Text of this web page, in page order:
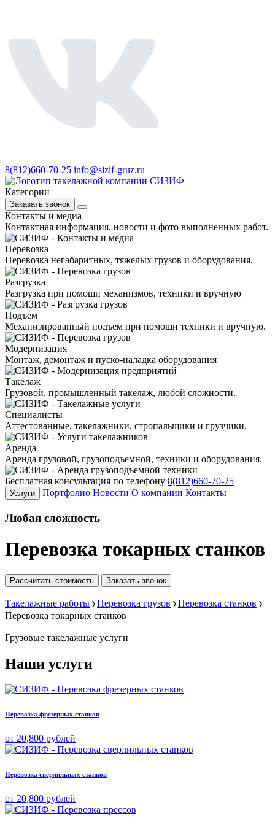
8(812)660-70-25 info@sizif-gruz.ru
Категории
Заказать звонок
Контакты и медиа
Контактная информация, новости и фото выполненных работ.
Перевозка
Перевозка негабаритных, тяжелых грузов и оборудования.
Разгрузка
Разгрузка при помощи механизмов, техники и вручную
Подъем
Механизированный подъем при помощи техники и вручную.
Модернизация
Монтаж, демонтаж и пуско-наладка оборудования
Такелаж
Грузовой, промышленный такелаж, любой сложности.
Специалисты
Аттестованные, такелажники, стропальщики и грузчики.
Аренда
Аренда грузовой, грузоподъемной, техники и оборудования.
Бесплатная консультация по телефону 8(812)660-70-25
Услуги Портфолио Новости О компании Контакты
Любая сложность
Перевозка токарных станков
Рассчитать стоимость Заказать звонок
Такелажные работы Перевозка грузов
Перевозка станков
Перевозка токарных станков
Грузовые такелажные услуги
Наши услуги
Перевозка фрезерных станков
от 20,800 рублей
Перевозка сверлильных станков
от 20,800 рублей